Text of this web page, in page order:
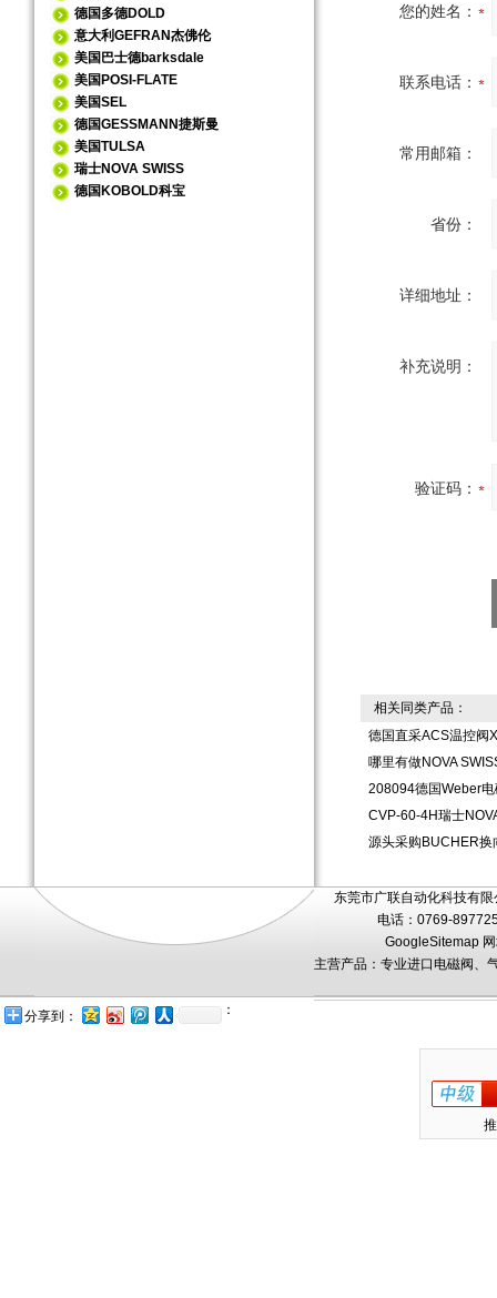
德国多德DOLD
意大利GEFRAN杰佛伦
美国巴士德barksdale
美国POSI-FLATE
美国SEL
德国GESSMANN捷斯曼
美国TULSA
瑞士NOVA SWISS
德国KOBOLD科宝
您的姓名：
联系电话：
常用邮箱：
省份：
详细地址：
补充说明：
验证码：
相关同类产品：
德国直采ACS温控阀
哪里有做NOVA
208094德国Weber
CVP-60-4H瑞士
源头采购BUCHER
东莞市广联自动化科技有
电话：0769-
GoogleSitemap
主营产品：专业进口电磁阀、
：
分享到：